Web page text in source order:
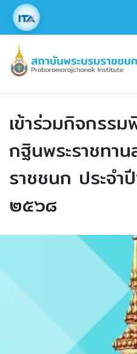
เข้าร่วมกิจกรร
กฐินพระราชทา
ราชชนก ประจำ
๒๕๖๘